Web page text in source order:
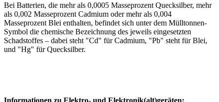
Bei Batterien, die mehr als 0,0005 Masseprozent Quecksilber, mehr
als 0,002 Masseprozent Cadmium oder mehr als 0,004
Masseprozent Blei enthalten, befindet sich unter dem Mülltonnen-
Symbol die chemische Bezeichnung des jeweils eingesetzten
Schadstoffes – dabei steht "Cd" für Cadmium, "Pb" steht für Blei,
und "Hg" für Quecksilber.
Informationen zu Elektro- und Elektronik(alt)geräten: